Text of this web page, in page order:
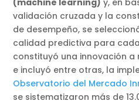
(machine learning) y, en
validación cruzada y la
de desempeño, se
calidad predictiva para
constituyó una innovación a
e incluyó entre otras, la
Observatorio del Mercado
se sistematizaron más de